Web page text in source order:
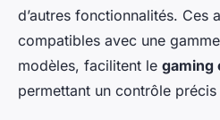
d’autres fonctionnalités. Ces
compatibles avec une
modèles, facilitent le gaming
permettant un contrôle